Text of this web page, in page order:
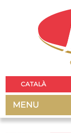
CATALÀ
MENU